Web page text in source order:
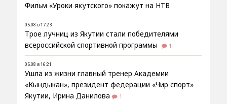
Фильм «Уроки якутского» покажут на НТВ
05.08 в 17:23
Трое лучниц из Якутии стали победителями
всероссийской спортивной программы
1
05.08 в 16:21
Ушла из жизни главный тренер Академии
«Кындыкан», президент федерации «Чир спорт»
Якутии, Ирина Данилова
1